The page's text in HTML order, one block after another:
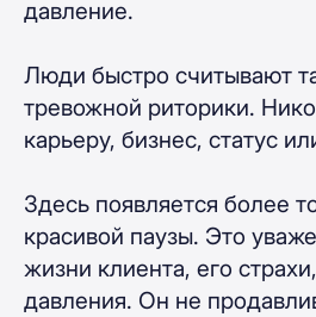
давление.
Люди быстро считывают
тревожной риторики.
карьеру, бизнес, статус
Здесь появляется более
красивой паузы. Это
жизни клиента, его
давления. Он не